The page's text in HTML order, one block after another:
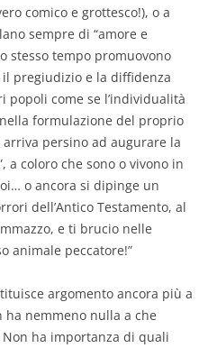
comico e grottesco!), o a
sempre di “amore e
stesso tempo promuovono
pregiudizio e la diffidenza
popoli come se l’individualità
formulazione del proprio
persino ad augurare la
a coloro che sono o vivono in
o ancora si dipinge un
dell’Antico Testamento, al
e ti brucio nelle
animale peccatore!”
argomento ancora più a
nemmeno nulla a che
ha importanza di quali